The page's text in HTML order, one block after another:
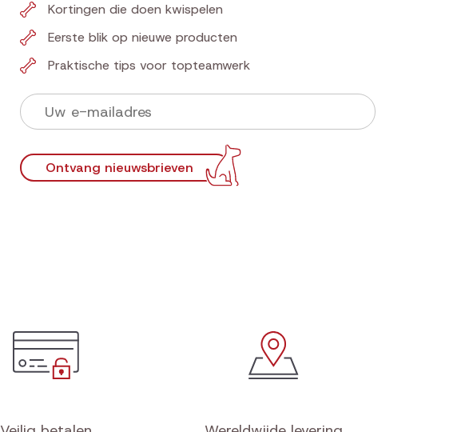
Kortingen die doen kwispelen
Eerste blik op nieuwe producten
Praktische tips voor topteamwerk
Ontvang nieuwsbrieven